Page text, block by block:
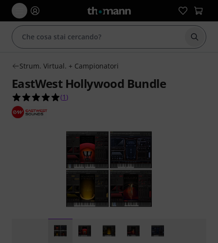
Strum. Virtual. + Campionatori
EastWest Hollywood Bundle
5.0 su 5 stelle su 1 valutazioni dei clienti
(1 )